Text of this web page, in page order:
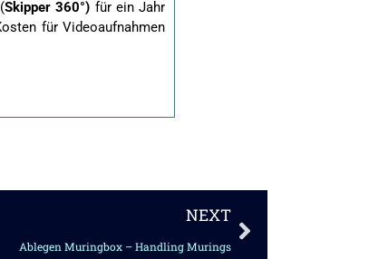
Skipper 360°) für ein Jahr
für Videoaufnahmen
NEXT
Ablegen Muringbox – Handling Murings
Nächster